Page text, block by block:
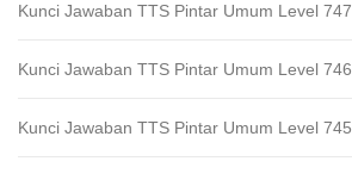
Kunci Jawaban TTS Pintar Umum Level 747
Kunci Jawaban TTS Pintar Umum Level 746
Kunci Jawaban TTS Pintar Umum Level 745